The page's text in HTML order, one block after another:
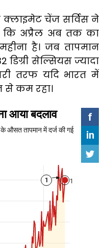
चेंज सर्विस ने
अप्रैल अब तक का
है। जब तापमान
सेल्सियस ज्यादा
तरफ यदि भारत में
से कम रहा।